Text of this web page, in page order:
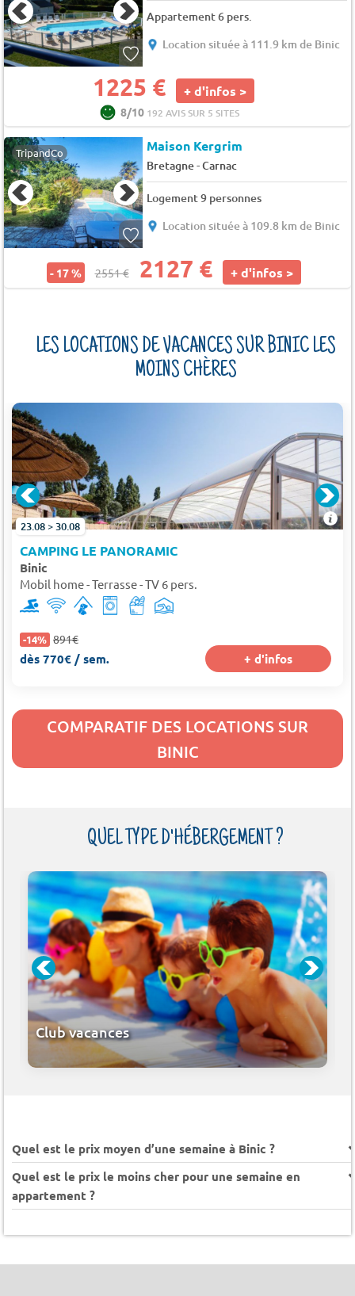
Appartement 6 pers.
Location située à 111.9 km de Binic
1225 € + d'infos >
8/10 192 AVIS SUR 5 SITES
TripandCo Maison Kergrim
Bretagne-Carnac
Logement 9 personnes
Location située à 109.8 km de Binic
- 17 % 2551 € 2127 € + d'infos >
LES LOCATIONS DE VACANCES SUR BINIC LES
MOINS CHÈRES
23.08 > 30.08
CAMPING LE PANORAMIC
Binic
Mobil home - Terrasse - TV 6 pers.
-14% 891€
dès 770€ / sem. + d'infos
COMPARATIF DES LOCATIONS SUR
BINIC
QUEL TYPE D'HÉBERGEMENT ?
Club vacances
Quel est le prix moyen d’une semaine à Binic ?
Quel est le prix le moins cher pour une semaine en
appartement ?